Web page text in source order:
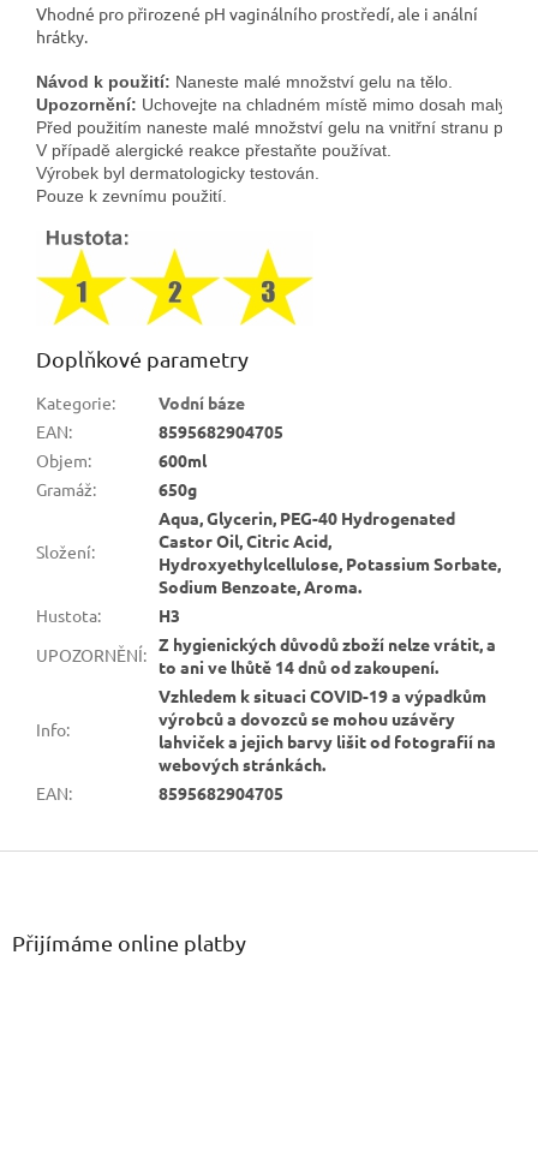
Vhodné pro přirozené pH vaginálního prostředí,ale i anální
hrátky.
Návod k použití: Naneste malé množství gelu na tělo.
Upozornění: Uchovejte na chladném místě mimo dosah malých
Před použitím naneste malé množství gelu na vnitřní stranu
V případě alergické reakce přestaňte používat.
Výrobek byl dermatologicky testován.
Pouze k zevnímu použití.
Doplňkové parametry
Kategorie:
Vodní báze
EAN:
8595682904705
Objem:
600ml
Gramáž: 650g
Složení:
Aqua, Glycerin, PEG-40 Hydrogenated
Castor Oil, Citric Acid,
Hydroxyethylcellulose, Potassium Sorbate,
Sodium Benzoate, Aroma.
Hustota:
H3
UPOZORNĚNÍ: Z hygienických důvodů zboží nelze vrátit, a
to ani ve lhůtě 14 dnů od zakoupení.
Info:
Vzhledem k situaci COVID-19 a výpadkům
výrobců a dovozců se mohou uzávěry
lahviček a jejich barvy lišit od fotografií na
webových stránkách.
EAN: 8595682904705
Z
Přijímáme online platby